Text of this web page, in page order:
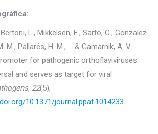
L., Mikkelsen, E., Sarto, C., Gonzalez
M., Pallarés, H. M., … & Gamarnik, A. V.
for pathogenic orthoflaviviruses
and serves as target for viral
, 22(5),
10.1371/journal.ppat.1014233